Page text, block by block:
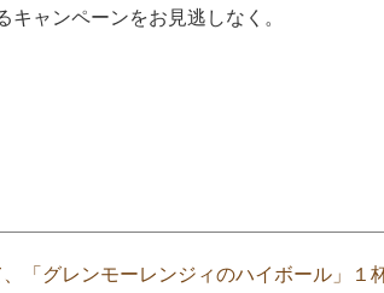
ャンペーンをお見逃しなく。
「グレンモーレンジィのハイボール」１